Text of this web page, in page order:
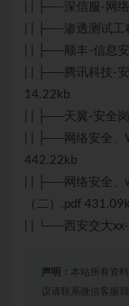
| | ├──深信服-网
| | ├──渗透测试工
| | ├──顺丰-信息
| | ├──腾讯科技-
14.22kb
| | ├──天翼-安全
| | ├──网络安全、
442.22kb
| | ├──网络安全、
（二）.pdf
| | └──西安交大
声明： 本站所有资
议请联系微信客服